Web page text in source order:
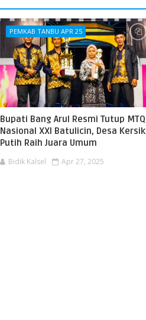
PEMKAB TANBU APR 25
Bupati Bang Arul Resmi Tutup MTQ
Nasional XXI Batulicin, Desa Kersik
Putih Raih Juara Umum
Bidik Kalsel Apr 27, 2025